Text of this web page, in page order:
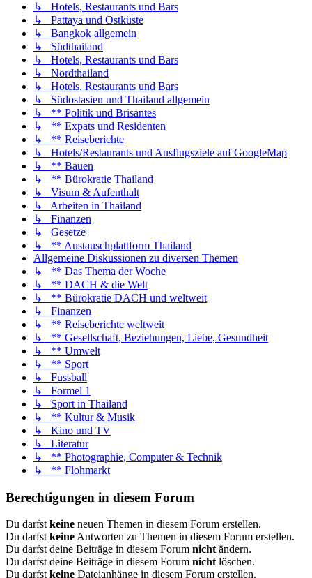
↳ Hotels, Restaurants und Bars
↳ Pattaya und Ostküste
↳ Bangkok allgemein
↳ Südthailand
↳ Hotels, Restaurants und Bars
↳ Nordthailand
↳ Hotels, Restaurants und Bars
↳ Südostasien und Thailand allgemein
↳ ** Politik und Brisantes
↳ ** Expats und Residenten
↳ ** Reiseberichte
↳ Hotels/Restaurants und Ausflugsziele auf GoogleMap
↳ ** Bauen
↳ ** Bürokratie Thailand
↳ Visum & Aufenthalt
↳ Arbeiten in Thailand
↳ Finanzen
↳ Gesetze
↳ ** Austauschplattform Thailand
Allgemeine Diskussionen zu diversen Themen
↳ ** Das Thema der Woche
↳ ** DACH & die Welt
↳ ** Bürokratie DACH und weltweit
↳ Finanzen
↳ ** Reiseberichte weltweit
↳ ** Gesellschaft, Beziehungen, Liebe, Gesundheit
↳ ** Umwelt
↳ ** Sport
↳ Fussball
↳ Formel 1
↳ Sport in Thailand
↳ ** Kultur & Musik
↳ Kino und TV
↳ Literatur
↳ ** Photographie, Computer & Technik
↳ ** Flohmarkt
Berechtigungen in diesem Forum
Du darfstkeine neuen Themen in diesem Forum erstellen.
Du darfstkeineAntworten zu Themen in diesem Forum erstellen.
Du darfst deine Beiträge in diesem Forum nichtändern.
Du darfst deine Beiträge in diesem Forum nichtlöschen.
Du darfstkeine Dateianhänge in diesem Forum erstellen.